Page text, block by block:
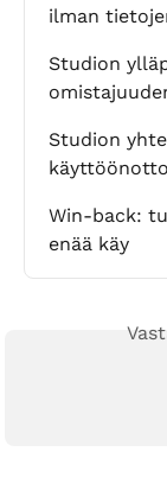
ilman
Studion
Studion
käyttöönotto
Win-back:
enää käy